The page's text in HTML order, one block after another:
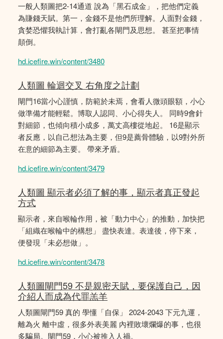
一般人類圖把2-14通道 說為「黑石成金」，把他們定義
為賺錢天賦。第一，金錢不是他們所理解。人面對金錢，
貪婪恐懼我執計算，會打亂各閘門及思想。 甚至把事情
顛倒。
hd.icefire.win/content/3480
人類圖 輪迴交叉 右角度之計劃
閘門16當小心謹慎，防範於未焉，會看人微頭眼額，小心
做準備才能輕鬆。博取人認同、小心得失人。 同時9會針
對細節，也傾向積小成多，萬丈高樓從地起。 16是顯示
者反應，以自己想法為主要，但9是薦骨體驗，以9對外所
在意的細節為主要。 帶來矛盾。
hd.icefire.win/content/3479
人類圖 顯示者必須了解的事，顯示者真正發起
方式
顯示者，來自喉輪作用，被「動力中心」的推動，加快把
「組織在喉輪中的構想」 盡快表達。表達後，停下來，
便發現「未必想做」。
hd.icefire.win/content/3478
人類圖閘門59 不是親密天賦，要保護自己，因
介紹人而成為代罪羔羊
人類圖閘門59 真的 學懂「自保」 2024-2043 下元九運，
離為火 離中虛，很多外表美麗 內裡敗壞爛爆的事，也很
多騙局。閘門59，小心被推入人禍。